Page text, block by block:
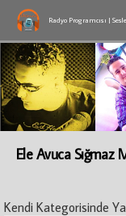
Radyo Programcısı |
Ele Avuca Sığmaz
Kendi Kategorisinde